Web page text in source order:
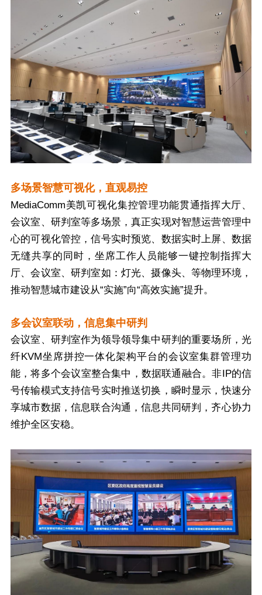
多场景智慧可视化，直观易控
MediaComm美凯可视化集控管理功能贯通指挥大厅、
会议室、研判室等多场景，真正实现对智慧运营管理中
心的可视化管控，信号实时预览、数据实时上屏、数据
无缝共享的同时，坐席工作人员能够一键控制指挥大
厅、会议室、研判室如：灯光、摄像头、等物理环境，
推动智慧城市建设从“实施”向“高效实施”提升。
多会议室联动，信息集中研判
会议室、研判室作为领导领导集中研判的重要场所，光
纤KVM坐席拼控一体化架构平台的会议室集群管理功
能，将多个会议室整合集中，数据联通融合。非IP的信
号传输模式支持信号实时推送切换，瞬时显示，快速分
享城市数据，信息联合沟通，信息共同研判，齐心协力
维护全区安稳。